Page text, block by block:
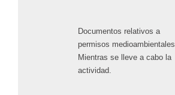
Documentos relativos a
permisos medioambientales
Mientras se lleve a cabo la
actividad.